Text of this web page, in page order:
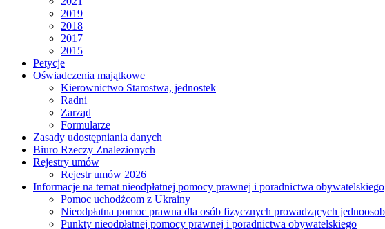
2019
2018
2017
2015
Petycje
Oświadczenia majątkowe
Kierownictwo Starostwa, jednostek
Radni
Zarząd
Formularze
Zasady udostępniania danych
Biuro Rzeczy Znalezionych
Rejestry umów
Rejestr umów 2026
Informacje na temat nieodpłatnej pomocy prawnej i poradnictwa obywatelskiego
Pomoc uchodźcom z Ukrainy
Nieodpłatna pomoc prawna dla osób fizycznych prowadzących
Punkty nieodpłatnej pomocy prawnej i poradnictwa obywatelskiego